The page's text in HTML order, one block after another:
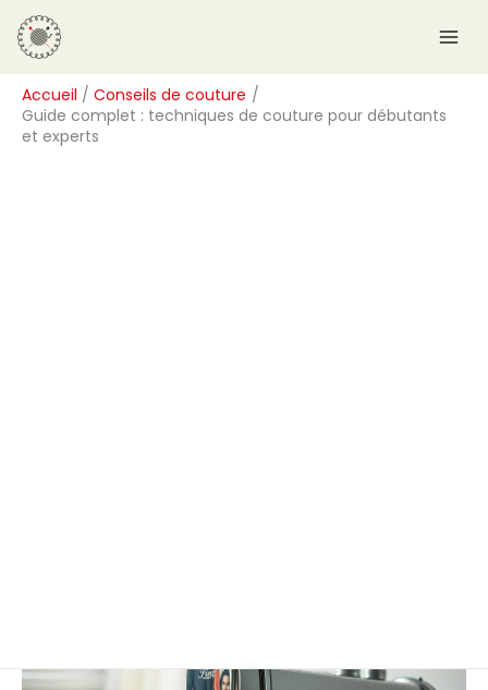
Aller
au
contenu
Accueil
Conseils de couture
Guide complet : techniques de couture pour débutants
et experts
R
e
c
h
e